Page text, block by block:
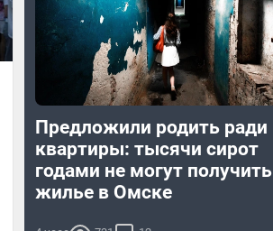
Предложили родить ради
квартиры: тысячи сирот
годами не могут получить
жилье в Омске